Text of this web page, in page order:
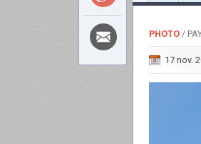
PHOTO /
17 nov.